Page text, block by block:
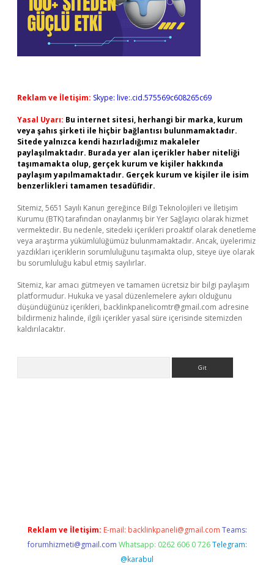
Reklam ve İletişim: Skype: live:.cid.575569c608265c69
Yasal Uyarı: Bu internet sitesi, herhangi bir marka, kurum
veya şahıs şirketi ile hiçbir bağlantısı bulunmamaktadır.
Sitede yalnızca kendi hazırladığımız makaleler
paylaşılmaktadır. Burada yer alan içerikler haber niteliği
taşımamakta olup, gerçek kurum ve kişiler hakkında
paylaşım yapılmamaktadır. Gerçek kurum ve kişiler ile isim
benzerlikleri tamamen tesadüfidir.
Sitemiz, 5651 Sayılı Kanun gereğince Bilgi Teknolojileri ve İletişim
Kurumu (BTK) tarafından onaylanmış bir Yer Sağlayıcı olarak hizmet
vermektedir. Bu nedenle, sitedeki içerikleri proaktif olarak denetleme
veya araştırma yükümlülüğümüz bulunmamaktadır. Ancak, üyelerimiz
yazdıkları içeriklerin sorumluluğunu taşımakta olup, siteye üye olarak
bu sorumluluğu kabul etmiş sayılırlar.
Sitemiz, kar amacı gütmeyen ve tamamen ücretsiz bir bilgi paylaşım
platformudur. Hukuka ve yasal düzenlemelere aykırı olduğunu
düşündüğünüz içerikleri, backlinkpanelicomtr@gmail.com adresine
bildirmeniz halinde, ilgili içerikler yasal süre içerisinde sitemizden
kaldırılacaktır.
Reklam ve İletişim: E-mail: backlinkpaneli@gmail.com Teams:
forumhizmeti@gmail.com Whatsapp: 0262 606 0 726 Telegram:
@karabul